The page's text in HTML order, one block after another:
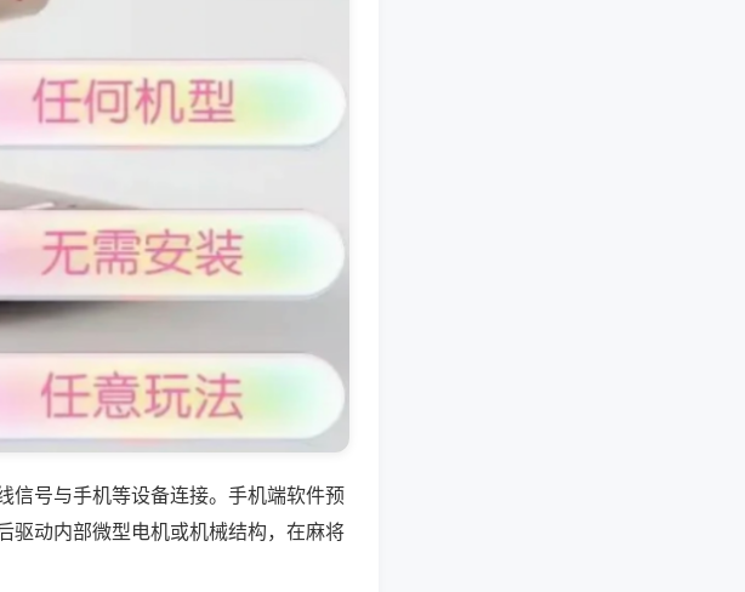
信号与手机等设备连接。手机端软件预
驱动内部微型电机或机械结构，在麻将